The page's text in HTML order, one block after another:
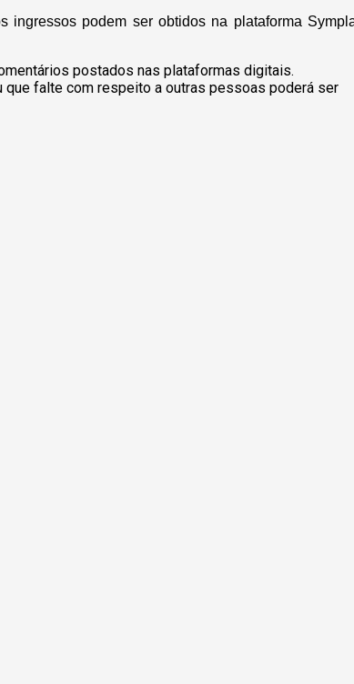
ingressos podem ser obtidos na plataforma
postados nas plataformas digitais.
falte com respeito a outras pessoas poderá ser